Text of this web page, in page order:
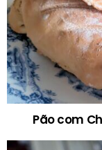
Pão com